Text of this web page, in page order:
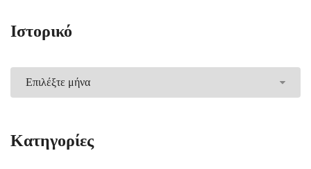
Ιστορικό
Kατηγορίες